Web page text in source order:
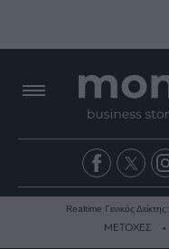
Realtime Γενικός Δείκτης:
ΜΕΤΟΧΕΣ